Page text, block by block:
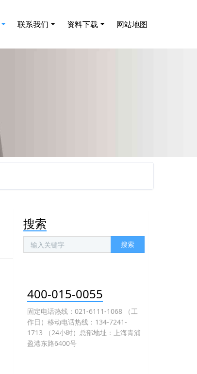
联系我们 资料下载 网站地图
搜索
搜索
400-015-0055
固定电话热线：021-6111-1068 （工
作日）移动电话热线：134-7241-
1713 （24小时）总部地址：上海青浦
盈港东路6400号